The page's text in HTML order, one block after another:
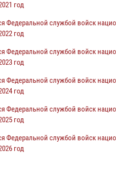
год
Федеральной службой войск
год
Федеральной службой войск
год
Федеральной службой войск
год
Федеральной службой войск
год
Федеральной службой войск
год